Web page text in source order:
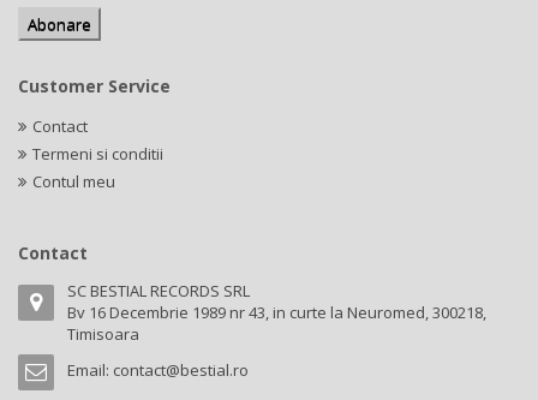
Customer Service
Contact
Termeni si conditii
Contul meu
Contact
SC BESTIAL RECORDS SRL
Bv 16 Decembrie 1989 nr 43, in curte la Neuromed, 300218,
Timisoara
Email: contact@bestial.ro